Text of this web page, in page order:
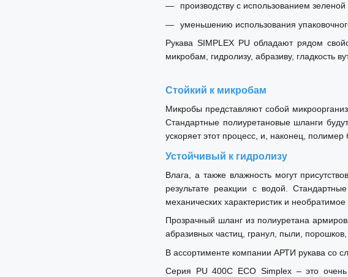
производству с использованием зеленой
уменьшению использования
Рукава SIMPLEX PU обладают рядом
микробам, гидролизу, абразиву, гладкость
Стойкий к микробам
Микробы представляют собой
Стандартные полиуретановые шланги
ускоряет этот процесс, и, наконец,
Устойчивый к гидролизу
Влага, а также влажность могут
результате реакции с водой.
механических характеристик и
Прозрачный шланг из полиуретана
абразивных частиц, гранул, пыли,
В ассортименте компании АРТИ рукава со
Серия PU 400C ECO Simplex – это